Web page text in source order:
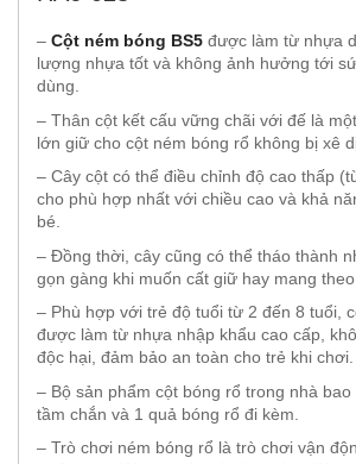
– Cột ném bóng BS5 được làm từ nhựa
lượng nhựa tốt và không ảnh hưởng tới
dùng.
– Thân cột kết cấu vững chãi với đế là
lớn giữ cho cột ném bóng rổ không bị xê
– Cây cột có thể điều chỉnh độ cao thấp
cho phù hợp nhất với chiều cao và khả
bé.
– Đồng thời, cây cũng có thể tháo thành
gọn gàng khi muốn cất giữ hay mang
– Phù hợp với trẻ độ tuổi từ 2 đến 8 tuổi,
được làm từ nhựa nhập khẩu cao cấp,
độc hại, đảm bảo an toàn cho trẻ khi chơi.
– Bộ sản phẩm cột bóng rổ trong nhà bao
tầm chắn và 1 quả bóng rổ đi kèm.
– Trò chơi ném bóng rổ là trò chơi vận